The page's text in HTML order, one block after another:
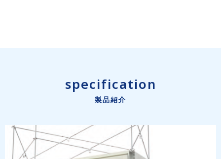
specification
製品紹介